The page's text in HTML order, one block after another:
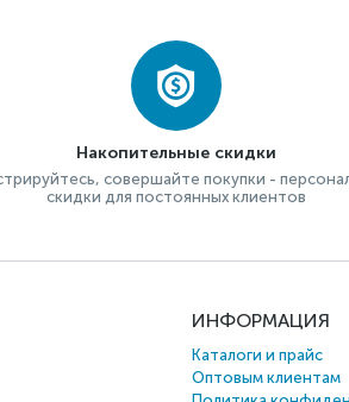
Накопительные скидки
совершайте покупки -
скидки для постоянных клиентов
ИНФОРМАЦИЯ
Каталоги и прайс
Оптовым клиентам